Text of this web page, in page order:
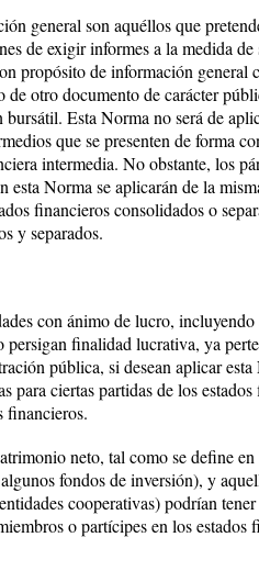
general son aquéllos que
de exigir informes a la medida de
propósito de información general
de otro documento de carácter
Esta Norma no será de
que se presenten de forma
intermedia. No obstante, los
esta Norma se aplicarán de la
financieros consolidados o
y separados.
con ánimo de lucro, incluyendo
finalidad lucrativa, ya
pública, si desean aplicar
para ciertas partidas de los
financieros.
neto, tal como se define
fondos de inversión), y
cooperativas) podrían
o partícipes en los estados